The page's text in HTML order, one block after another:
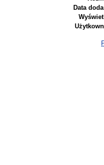
Data